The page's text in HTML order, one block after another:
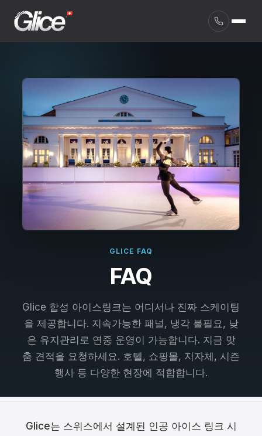
English
Nederlands
Italiano
Español
Português
Svenska
GLICE FAQ
FAQ
Glice 합성 아이스링크는 어디서나 진짜 스케이팅
을 제공합니다. 지속가능한 패널, 냉각 불필요, 낮
은 유지관리로 연중 운영이 가능합니다. 지금 맞
춤 견적을 요청하세요. 호텔, 쇼핑몰, 지자체, 시즌
행사 등 다양한 현장에 적합합니다.
Glice는 스위스에서 설계된 인공 아이스 링크 시